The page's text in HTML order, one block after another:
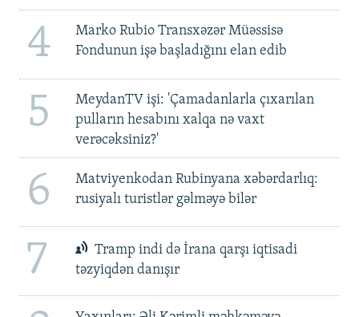
4
Marko Rubio Transxəzər Müəssisə
Fondunun işə başladığını elan edib
5
MeydanTV işi: 'Çamadanlarla çıxarılan
pulların hesabını xalqa nə vaxt
verəcəksiniz?'
6
Matviyenkodan Rubinyana xəbərdarlıq:
rusiyalı turistlər gəlməyə bilər
7
Tramp indi də İrana qarşı iqtisadi
təzyiqdən danışır